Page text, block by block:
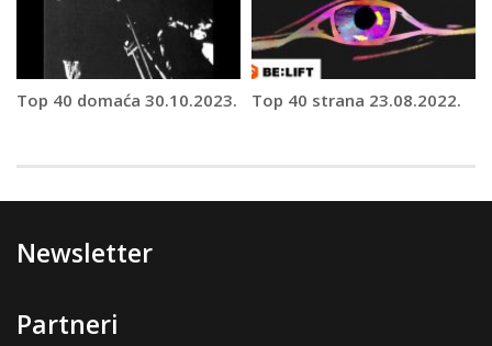
Top 40 domaća 30.10.2023. Top 40 strana 23.08.2022.
Newsletter
Partneri